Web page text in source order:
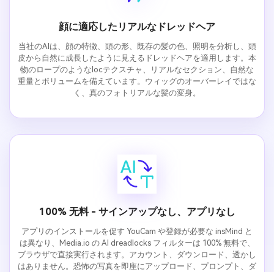
顔に適応したリアルなドレッドヘア
当社のAIは、顔の特徴、頭の形、既存の髪の色、照明を分析し、頭
皮から自然に成長したように見えるドレッドヘアを適用します。本
物のロープのようなlocテクスチャ、リアルなセクション、自然な
重量とボリュームを備えています。ウィッグのオーバーレイではな
く、真のフォトリアルな髪の変身。
100% 无料 - サインアップなし、アプリなし
アプリのインストールを促す YouCam や登録が必要な insMind と
は異なり、Media.io の AI dreadlocks フィルターは 100% 無料で、
ブラウザで直接実行されます。アカウント、ダウンロード、透かし
はありません。恐怖の写真を即座にアップロード、プロンプト、ダ